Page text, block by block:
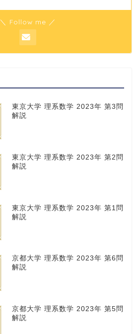
＼ Follow me ／
東京大学 理系数学 2023年 第3問
解説
東京大学 理系数学 2023年 第2問
解説
東京大学 理系数学 2023年 第1問
解説
京都大学 理系数学 2023年 第6問
解説
京都大学 理系数学 2023年 第5問
解説